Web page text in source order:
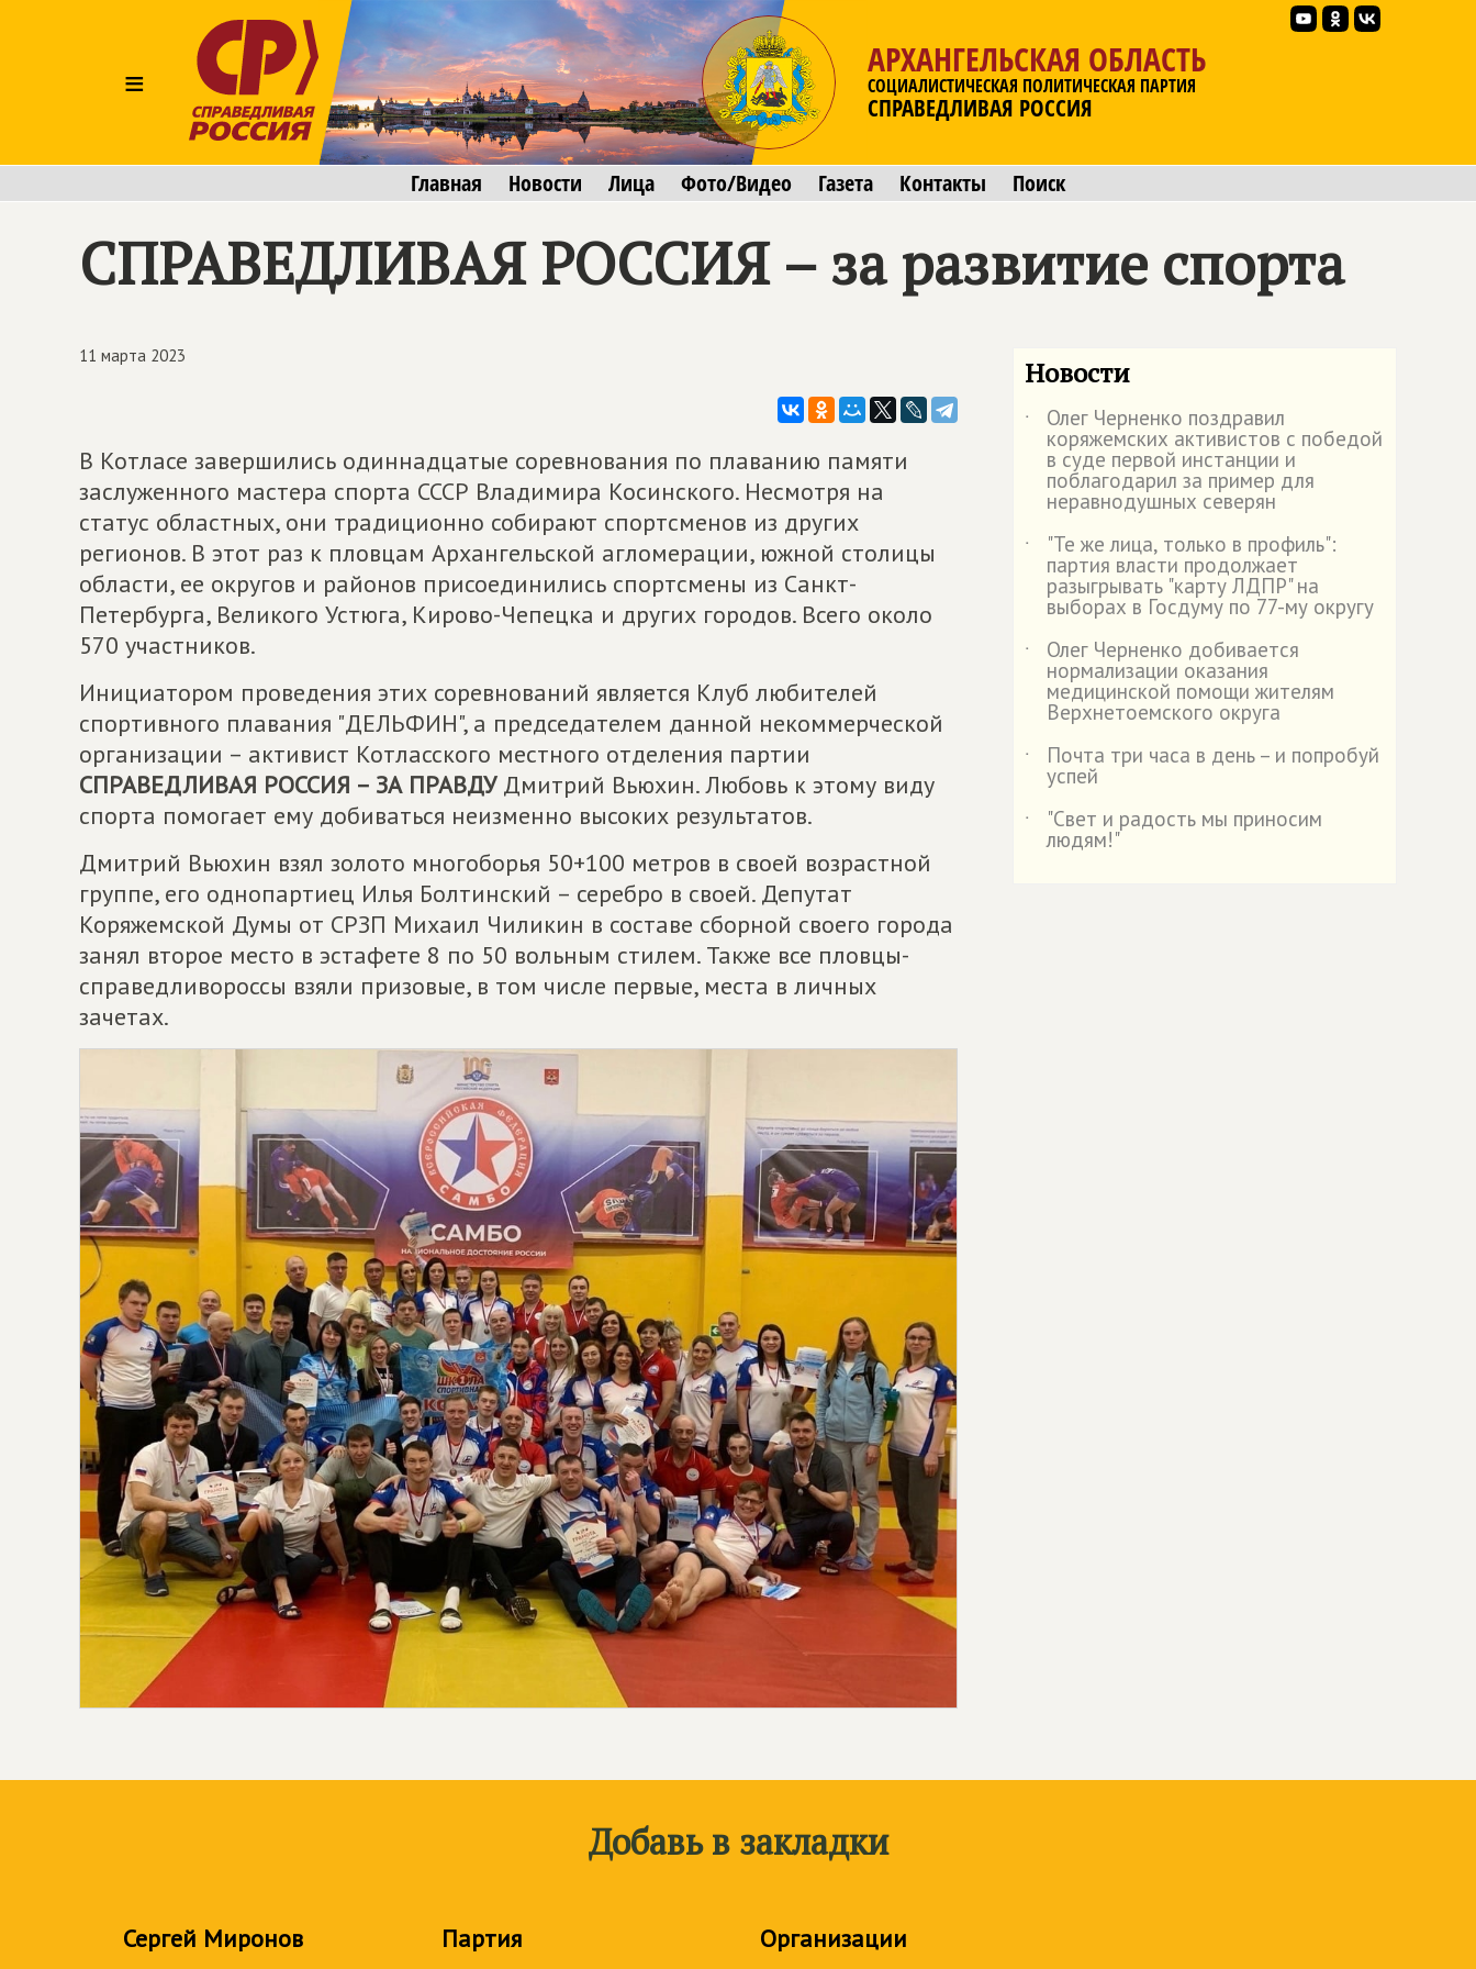
≡
АРХАНГЕЛЬСКАЯ ОБЛАСТЬ
СОЦИАЛИСТИЧЕСКАЯ ПОЛИТИЧЕСКАЯ ПАРТИЯ
СПРАВЕДЛИВАЯ РОССИЯ
Главная Новости Лица Фото/Видео Газета Контакты Поиск
СПРАВЕДЛИВАЯ РОССИЯ – за развитие спорта
11 марта 2023
В Котласе завершились одиннадцатые соревнования по плаванию памяти
заслуженного мастера спорта СССР Владимира Косинского. Несмотря на
статус областных, они традиционно собирают спортсменов из других
регионов. В этот раз к пловцам Архангельской агломерации, южной столицы
области, ее округов и районов присоединились спортсмены из Санкт-
Петербурга, Великого Устюга, Кирово-Чепецка и других городов. Всего около
570 участников.
Инициатором проведения этих соревнований является Клуб любителей
спортивного плавания "ДЕЛЬФИН", а председателем данной некоммерческой
организации – активист Котласского местного отделения партии
СПРАВЕДЛИВАЯ РОССИЯ – ЗА ПРАВДУДмитрий Вьюхин. Любовь к этому виду
спорта помогает ему добиваться неизменно высоких результатов.
Дмитрий Вьюхин взял золото многоборья 50+100 метров в своей возрастной
группе, его однопартиец Илья Болтинский – серебро в своей. Депутат
Коряжемской Думы от СРЗП Михаил Чиликин в составе сборной своего города
занял второе место в эстафете 8 по 50 вольным стилем. Также все пловцы-
справедливороссы взяли призовые, в том числе первые, места в личных
зачетах.
Новости
˙ Олег Черненко поздравил
коряжемских активистов с победой
в суде первой инстанции и
поблагодарил за пример для
неравнодушных северян
˙
"Те же лица, только в профиль":
партия власти продолжает
разыгрывать "карту ЛДПР" на
выборах в Госдуму по 77-му округу
˙
Олег Черненко добивается
нормализации оказания
медицинской помощи жителям
Верхнетоемского округа
˙
Почта три часа в день – и попробуй
успей
˙
"Свет и радость мы приносим
людям!"
Добавь в закладки
Сергей Миронов Партия Организации